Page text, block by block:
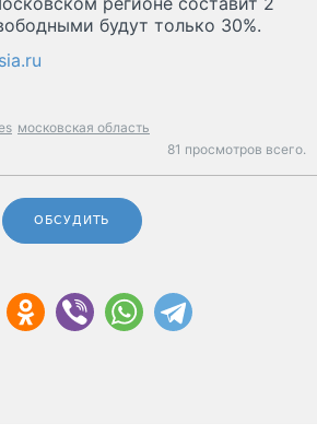
будут только 30%.
московская область
81 просмотров всего.
ОБСУДИТЬ